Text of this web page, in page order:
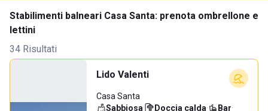
Stabilimenti balneari Casa Santa: prenota ombrellone e
lettini
34 Risultati
Lido Valenti
Casa Santa
Sabbiosa· Doccia calda· Bar·